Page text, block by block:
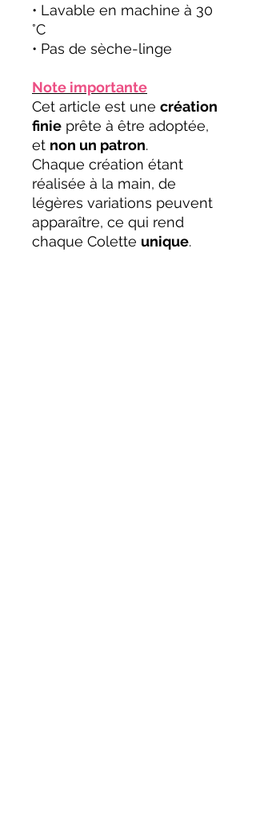
• Lavable en machine à 30
°C
• Pas de sèche-linge
Note importante
Cet article est une création
finie prête à être adoptée,
et non un patron.
Chaque création étant
réalisée à la main, de
légères variations peuvent
apparaître, ce qui rend
chaque Colette unique.